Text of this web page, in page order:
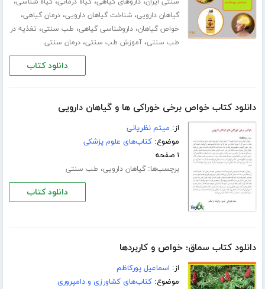
سنتی ایران داروهای گیاهی گیاه درمانی گیاه شناسی
گیاهان دارویی،شناخت گیاهان دارویی،درمان گیاهی،
خواص گیاهان،داروشناسی گیاهی، طب سنتی، تغذیه در
طب سنتی،آموزش طب سنتی،درمان سنتی
دانلود کتاب
دانلود کتاب خواص برخی خوراکی ها و گیاهان دارویی
از: میثم نظریانی
موضوع:کتاب‌های علوم پزشکی
۱ صفحه
برچسب‌ها:گیاهان دارویی، طب سنتی
دانلود کتاب
دانلود کتاب سماق؛ خواص و کاربردها
از: اسماعیل پورکاظم
موضوع:کتاب‌های کشاورزی و دامپروری